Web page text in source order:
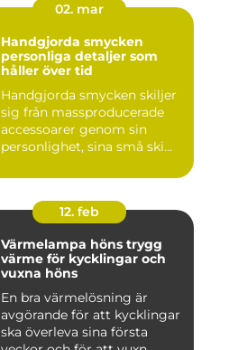
02. mar
Handgjorda smycken
personliga detaljer som
håller över tid
Handgjorda smycken skiljer
sig från massproducerade
accessoarer genom sin
personlighet, sina små ski...
12. feb
Värmelampa höns trygg
värme för kycklingar och
vuxna höns
En bra värmelösning är
avgörande för att kycklingar
ska överleva sina första